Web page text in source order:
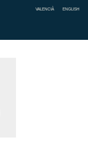
VALENCIÀ ENGLISH